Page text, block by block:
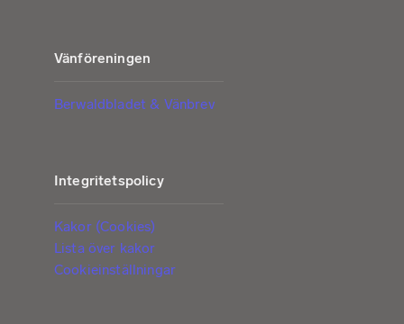
Vänföreningen
Berwaldbladet & Vänbrev
Integritetspolicy
Kakor (Cookies)
Lista över kakor
Cookieinställningar